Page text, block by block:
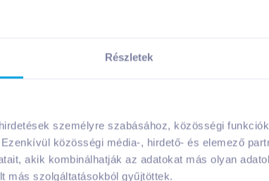
Részletek
személyre szabásához, közösségi
közösségi média-, hirdető- és elemező
akik kombinálhatják az adatokat más olyan
más szolgáltatásokból gyűjtöttek.
A márka további termékei